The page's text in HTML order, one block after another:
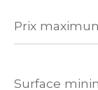
maximum
minimum